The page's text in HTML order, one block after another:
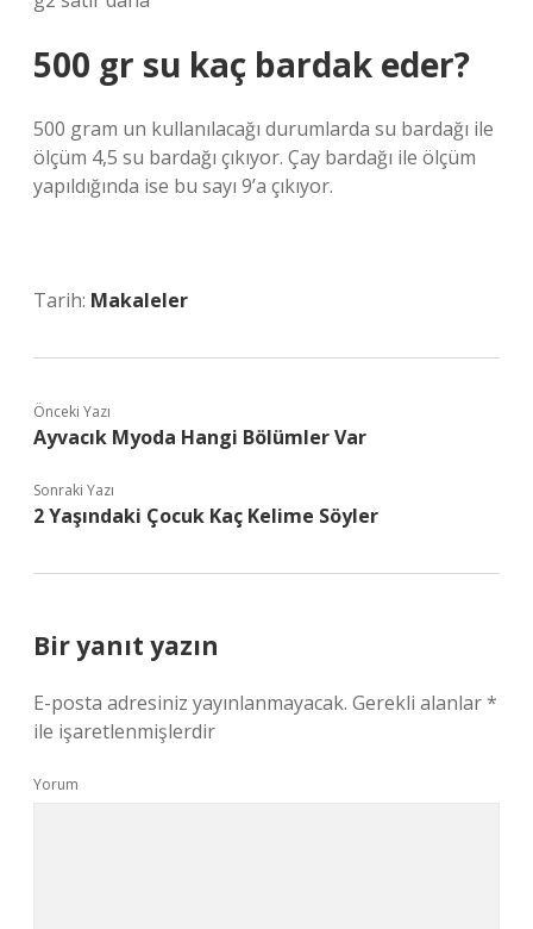
500 gr su kaç bardak eder?
500 gram un kullanılacağı durumlarda su bardağı ile
ölçüm 4,5 su bardağı çıkıyor. Çay bardağı ile ölçüm
yapıldığında ise bu sayı 9’a çıkıyor.
Tarih: Makaleler
Önceki Yazı
Ayvacık Myoda Hangi Bölümler Var
Sonraki Yazı
2 Yaşındaki Çocuk Kaç Kelime Söyler
Bir yanıt yazın
E-posta adresiniz yayınlanmayacak. Gerekli alanlar*
ile işaretlenmişlerdir
Yorum